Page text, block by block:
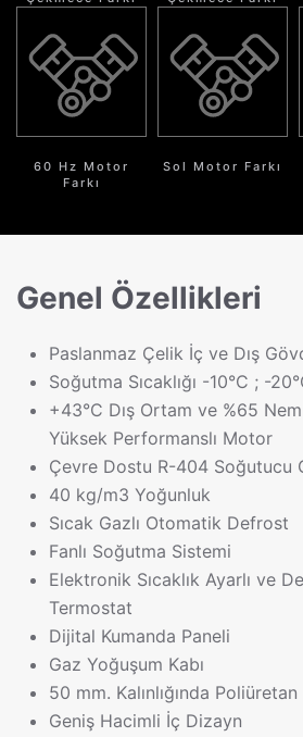
60 Hz Motor
Farkı
Sol Motor Farkı
Genel Özellikleri
Paslanmaz Çelik İç ve Dış
Soğutma Sıcaklığı -10°C ; -
+43°C Dış Ortam ve %65
Yüksek Performanslı Motor
Çevre Dostu R-404 Soğutucu
40 kg/m3 Yoğunluk
Sıcak Gazlı Otomatik Defrost
Fanlı Soğutma Sistemi
Elektronik Sıcaklık Ayarlı ve
Termostat
Dijital Kumanda Paneli
Gaz Yoğuşum Kabı
50 mm. Kalınlığında
Geniş Hacimli İç Dizayn